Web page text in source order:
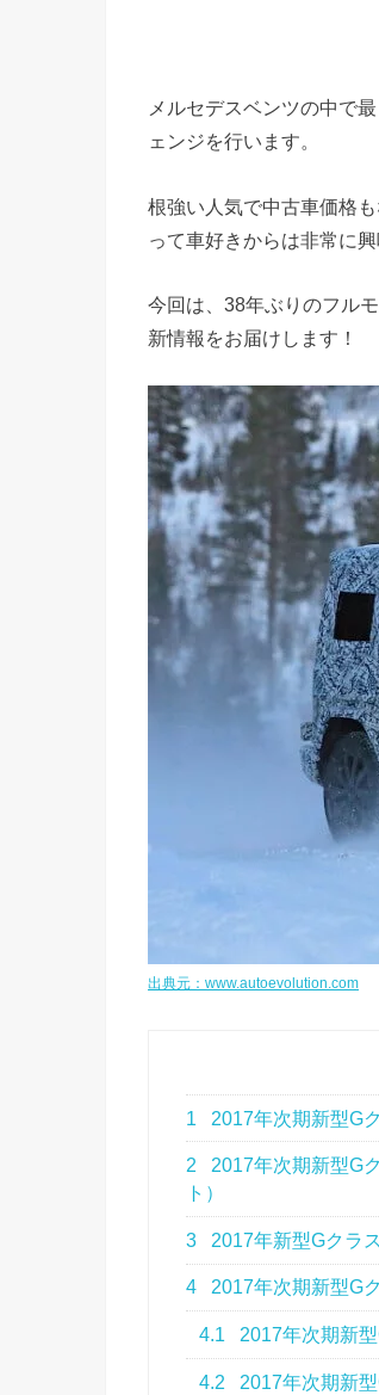
メルセデスベンツの中で
ェンジを行います。
根強い人気で中古車価格
って車好きからは非常に
今回は、38年ぶりのフル
新情報をお届けします！
出典元：www.autoevolution.com
1 2017年次期新型G
2
2017年次期新型G
ト）
3 2017年新型Gクラ
4 2017年次期新型G
4.1 2017年次期新
4.2 2017年次期新